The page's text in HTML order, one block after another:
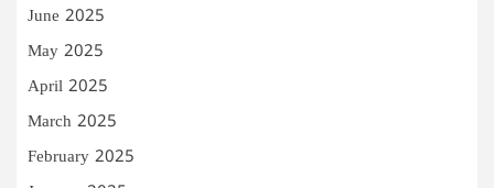
June 2025
May 2025
April 2025
March 2025
February 2025